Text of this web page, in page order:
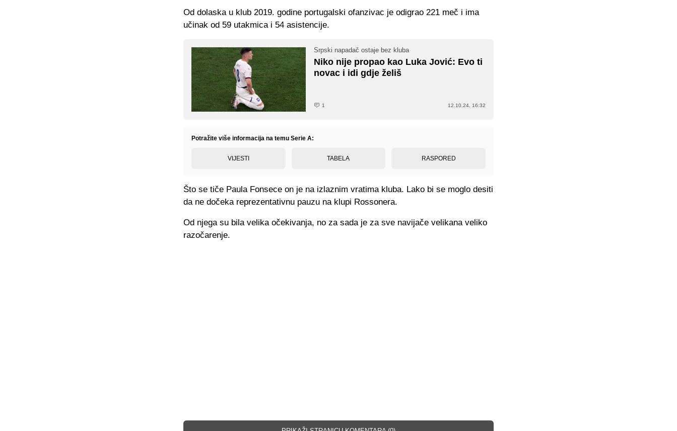
Od dolaska u klub 2019. godine portugalski ofanzivac je odigrao 221 meč i ima
učinak od 59 utakmica i 54 asistencije.
Srpski napadač ostaje bez kluba
Niko nije propao kao Luka Jović: Evo ti
novac i idi gdje želiš
1 12.10.24. 16:32
Potražite više informacija na temu Serie A:
VIJESTI TABELA RASPORED
Što se tiče Paula Fonsece on je na izlaznim vratima kluba. Lako bi se moglo desiti
da ne dočeka reprezentativnu pauzu na klupi Rossonera.
Od njega su bila velika očekivanja, no za sada je za sve navijače velikana veliko
razočarenje.